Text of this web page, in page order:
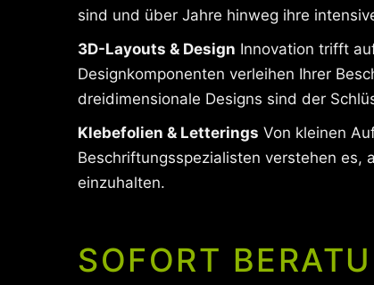
sind und über Jahre hinweg ihre
3D-Layouts & Design Innovation trifft
Designkomponenten verleihen Ihrer
dreidimensionale Designs sind der
Klebefolien & Letterings Von kleinen
Beschriftungsspezialisten verstehen es,
einzuhalten.
SOFORT